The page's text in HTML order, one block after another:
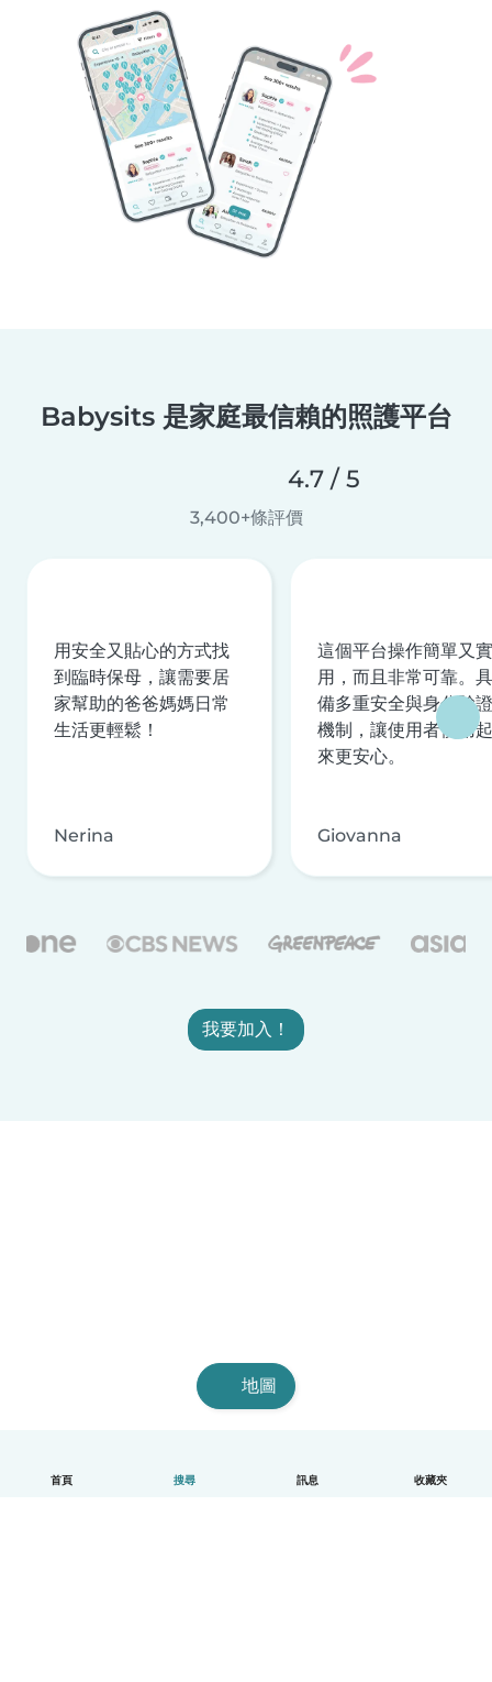
首頁 搜尋 訊息 收藏夾
Babysits 是家庭最信賴的照護平台
4.7 / 5
3,400+條評價
用安全又貼心的方式找
到臨時保母，讓需要居
家幫助的爸爸媽媽日常
生活更輕鬆！
Nerina
這個平台操作簡單又實
用，而且非常可靠。具
備多重安全與身分驗證
機制，讓使用者使用起
來更安心。
Giovanna
我要加入！
地圖